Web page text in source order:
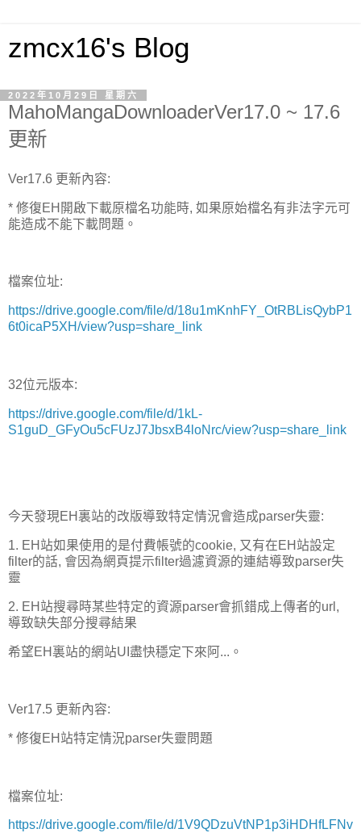
zmcx16's Blog
2022年10月29日 星期六
MahoMangaDownloaderVer17.0 ~ 17.6
更新
Ver17.6 更新內容:
* 修復EH開啟下載原檔名功能時, 如果原始檔名有非法字元可
能造成不能下載問題。
檔案位址:
https://drive.google.com/file/d/18u1mKnhFY_OtRBLisQybP1
6t0icaP5XH/view?usp=share_link
32位元版本:
https://drive.google.com/file/d/1kL-
S1guD_GFyOu5cFUzJ7JbsxB4loNrc/view?usp=share_link
今天發現EH裏站的改版導致特定情況會造成parser失靈:
1. EH站如果使用的是付費帳號的cookie, 又有在EH站設定
filter的話, 會因為網頁提示filter過濾資源的連結導致parser失
靈
2. EH站搜尋時某些特定的資源parser會抓錯成上傳者的url,
導致缺失部分搜尋結果
希望EH裏站的網站UI盡快穩定下來阿...。
Ver17.5 更新內容:
* 修復EH站特定情況parser失靈問題
檔案位址:
https://drive.google.com/file/d/1V9QDzuVtNP1p3iHDHfLFNv